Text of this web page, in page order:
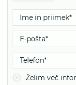
Želim več